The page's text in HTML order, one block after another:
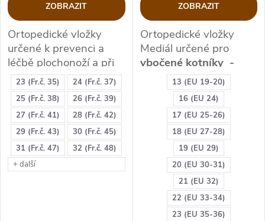
d
u
k
t
ů
o
d
u
k
t
ů
23 (Fr.č. 35)
24 (Fr.č. 37)
25 (Fr.č. 38)
26 (Fr.č. 39)
27 (Fr.č. 41)
28 (Fr.č. 42)
29 (Fr.č. 43)
30 (Fr.č. 45)
31 (Fr.č. 47)
32 (Fr.č. 48)
+ další
ZOBRAZIT
Ortopedické vložky
určené k prevenci a
léčbě plochonoží a při
otlacích, zejména v
oblasti krátkých svalů
chodidla (bříšky) a
prstové části
VHODNÉ:
Vycházková obuv,
pracovní obuv(i při
13 (EU 19-20)
16 (EU 24)
17 (EU 25-26)
18 (EU 27-28)
19 (EU 29)
20 (EU 30-31)
21 (EU 32)
22 (EU 33-34)
23 (EU 35-36)
ZOBRAZIT
Ortopedické vložky
Mediál určené pro
vbočené kotníky -
VALGOZITU nohou -
nohy do "X"
VHODNÉ: Valgozita
chodidla, vbočení
kotníků, supinaci nohy
ZDRAVOTNICKÝ
PROSTŘEDEK I. třídy -
00862102